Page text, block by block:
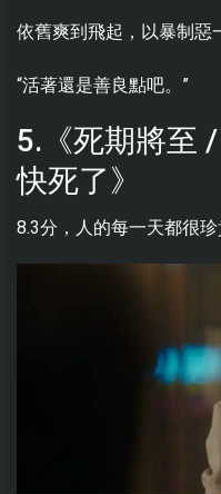
依舊爽到飛起，以暴制惡
“活著還是善良點吧。”
5.《死期將至
快死了》
8.3分，人的每一天都很珍